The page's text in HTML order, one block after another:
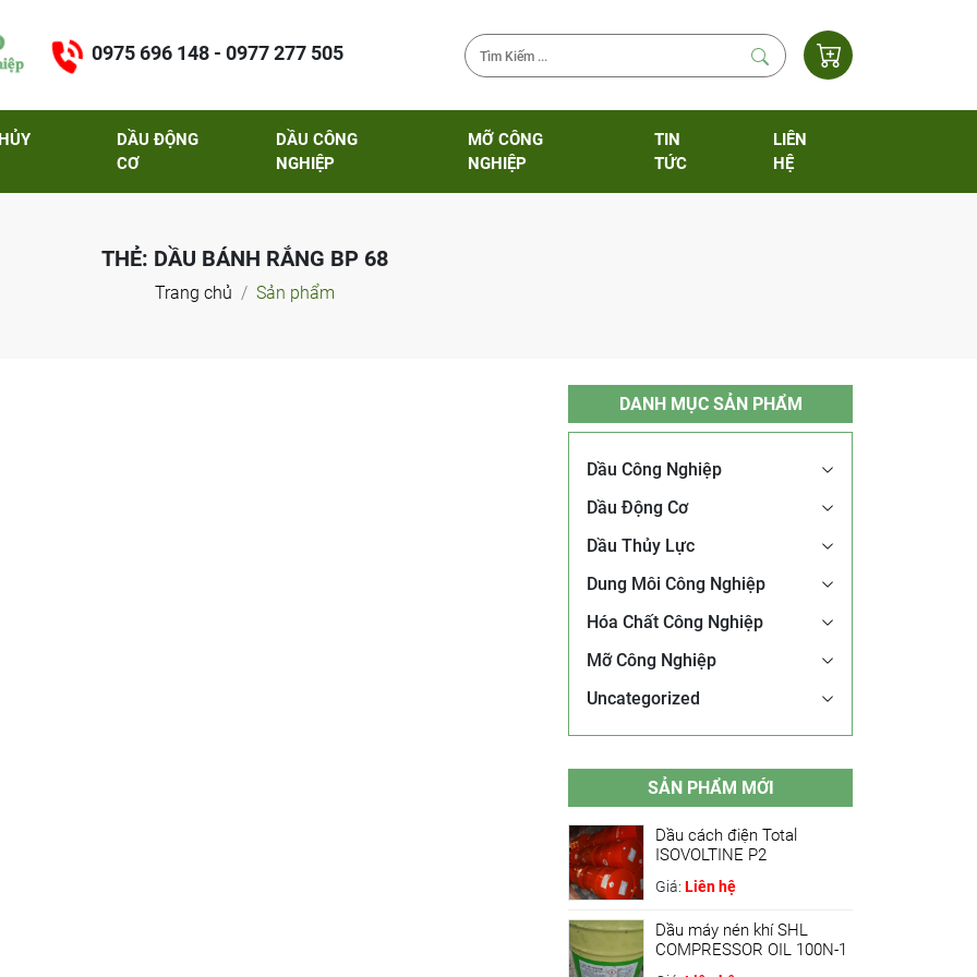
0975 696 148 - 0977 277 505
DẦU ĐỘNG
CƠ
DẦU CÔNG
NGHIỆP
MỠ CÔNG
NGHIỆP
TIN
TỨC
LIÊN
HỆ
THẺ: DẦU BÁNH RẮNG BP 68
Trang chủ Sản phẩm
DANH MỤC SẢN PHẨM
Dầu Công Nghiệp
Dầu Động Cơ
Dầu Thủy Lực
Dung Môi Công Nghiệp
Hóa Chất Công Nghiệp
Mỡ Công Nghiệp
Uncategorized
SẢN PHẨM MỚI
Dầu cách điện Total
ISOVOLTINE P2
Giá: Liên hệ
Dầu máy nén khí SHL
COMPRESSOR OIL 100N-1